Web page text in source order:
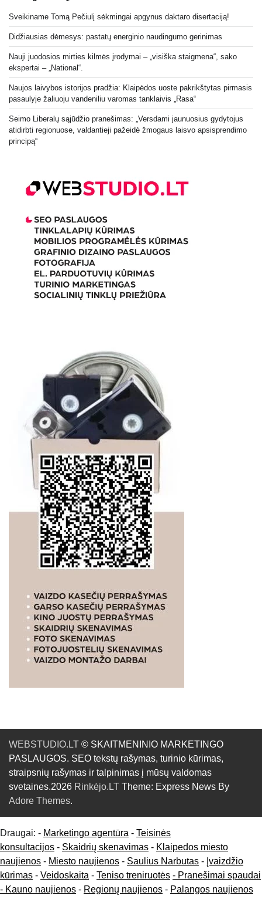
Sveikiname Tomą Pečiulį sėkmingai apgynus daktaro disertaciją!
Didžiausias dėmesys: pastatų energinio naudingumo gerinimas
Nauji juodosios mirties kilmės įrodymai – „visiška staigmena“, sako
ekspertai – „National“.
Naujos laivybos istorijos pradžia: Klaipėdos uoste pakrikštytas pirmasis
pasaulyje žaliuoju vandeniliu varomas tanklaivis „Rasa“
Seimo Liberalų sąjūdžio pranešimas: „Versdami jaunuosius gydytojus
atidirbti regionuose, valdantieji pažeidė žmogaus laisvo apsisprendimo
principą“
WEBSTUDIO.LT © SKAITMENINIO MARKETINGO
PASLAUGOS. SEO tekstų rašymas, turinio kūrimas,
straipsnių rašymas ir talpinimas į mūsų valdomas
svetaines.2026 Rinkėjo.LT Theme: Express News By
Adore Themes.
Draugai: - Marketingo agentūra - Teisinės
konsultacijos - Skaidrių skenavimas - Klaipedos miesto
naujienos - Miesto naujienos - Saulius Narbutas - Įvaizdžio
kūrimas - Veidoskaita - Teniso treniruotės - Pranešimai spaudai
- Kauno naujienos - Regionų naujienos - Palangos naujienos